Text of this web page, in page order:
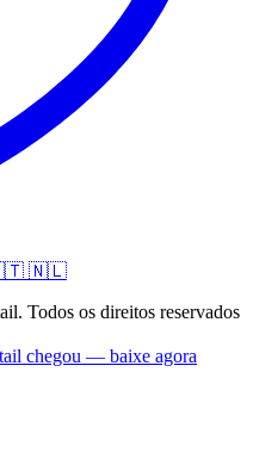
🇳🇱
Todos os direitos reservados
chegou — baixe agora